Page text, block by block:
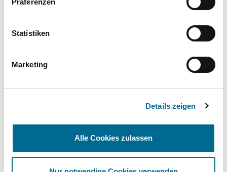
Präferenzen
Statistiken
Marketing
Details zeigen
Alle Cookies zulassen
Schnelle Verfügbarkeit
Flexible Laufzeiten ✔ - -
- -